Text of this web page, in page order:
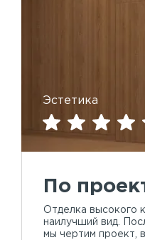
Эстетика
По
Отделка высокого
наилучший вид.
мы чертим проект,